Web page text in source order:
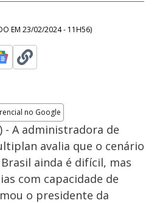
EM 23/02/2024 - 11H56)
no Google
- A administradora de
avalia que o cenário
ainda é difícil, mas
com capacidade de
o presidente da